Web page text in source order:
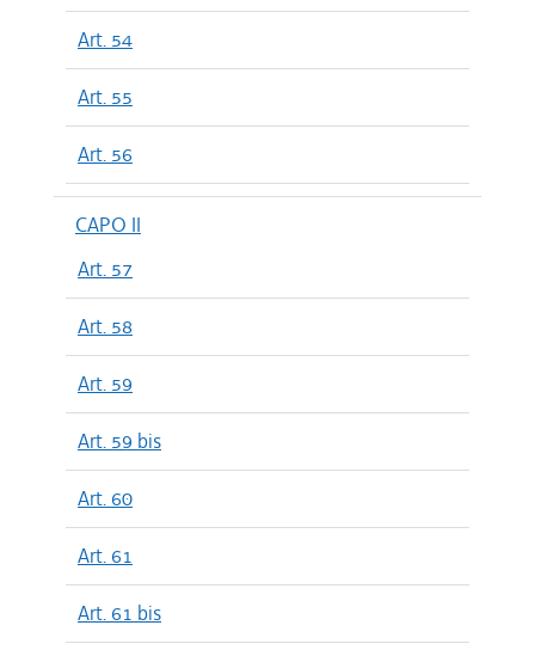
Art. 54
Art. 55
Art. 56
CAPO II
Art. 57
Art. 58
Art. 59
Art. 59 bis
Art. 60
Art. 61
Art. 61 bis